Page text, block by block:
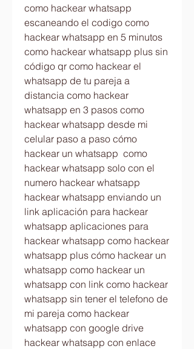
como hackear whatsapp
escaneando el codigo como
hackear whatsapp en 5 minutos
como hackear whatsapp plus sin
código qr como hackear el
whatsapp de tu pareja a
distancia como hackear
whatsapp en 3 pasos como
hackear whatsapp desde mi
celular paso a paso cómo
hackear un whatsapp  como
hackear whatsapp solo con el
numero hackear whatsapp
hackear whatsapp enviando un
link aplicación para hackear
whatsapp aplicaciones para
hackear whatsapp como hackear
whatsapp plus cómo hackear un
whatsapp como hackear un
whatsapp con link como hackear
whatsapp sin tener el telefono de
mi pareja como hackear
whatsapp con google drive
hackear whatsapp con enlace